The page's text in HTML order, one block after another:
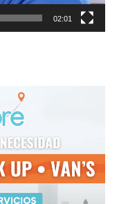
02:01